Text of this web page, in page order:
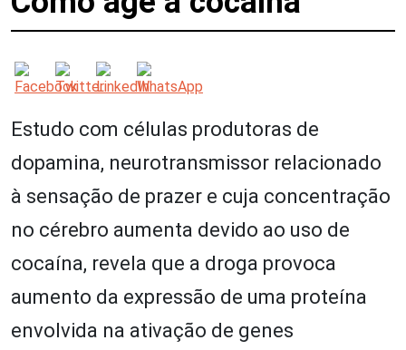
Estudo com células produtoras de
dopamina, neurotransmissor relacionado
à sensação de prazer e cuja concentração
no cérebro aumenta devido ao uso de
cocaína, revela que a droga provoca
aumento da expressão de uma proteína
envolvida na ativação de genes